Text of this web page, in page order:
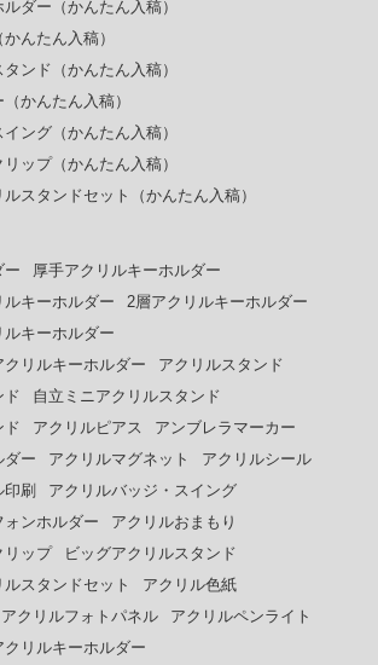
ダー（かんたん入稿）
んたん入稿）
ンド（かんたん入稿）
かんたん入稿）
ング（かんたん入稿）
ップ（かんたん入稿）
スタンドセット（かんたん入稿）
ー
厚手アクリルキーホルダー
キーホルダー
2層アクリルキーホルダー
キーホルダー
リルキーホルダー
アクリルスタンド
ド
自立ミニアクリルスタンド
ド
アクリルピアス
アンブレラマーカー
ダー
アクリルマグネット
アクリルシール
刷
アクリルバッジ・スイング
ンホルダー
アクリルおまもり
リップ
ビッグアクリルスタンド
スタンドセット
アクリル色紙
アクリルフォトパネル
アクリルペンライト
クリルキーホルダー